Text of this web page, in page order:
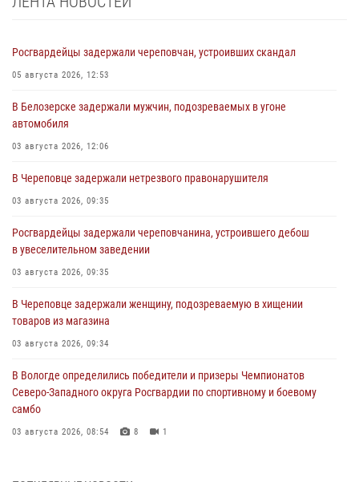
Росгвардейцы задержали череповчан, устроивших скандал
05 августа 2026, 12:53
В Белозерске задержали мужчин, подозреваемых в угоне
автомобиля
03 августа 2026, 12:06
В Череповце задержали нетрезвого правонарушителя
03 августа 2026, 09:35
Росгвардейцы задержали череповчанина, устроившего дебош
в увеселительном заведении
03 августа 2026, 09:35
В Череповце задержали женщину, подозреваемую в хищении
товаров из магазина
03 августа 2026, 09:34
В Вологде определились победители и призеры Чемпионатов
Северо-Западного округа Росгвардии по спортивному и боевому
самбо
03 августа 2026, 08:54 8 1